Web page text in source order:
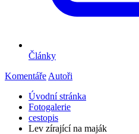
Články
Komentáře Autoři
Úvodní stránka
Fotogalerie
cestopis
Lev zírající na maják